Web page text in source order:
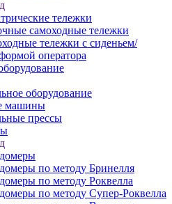
тележки
самоходные тележки
тележки с сиденьем/
оператора
оборудование
машины
прессы
по методу Бринелля
по методу Роквелла
по методу Супер-Роквелла